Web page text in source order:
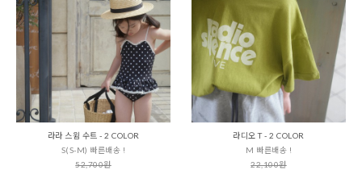
라라 스윔 수트 - 2 COLOR
S(S-M) 빠른배송 !
52,700원
라디오 T - 2 COLOR
M 빠른배송 !
22,100원